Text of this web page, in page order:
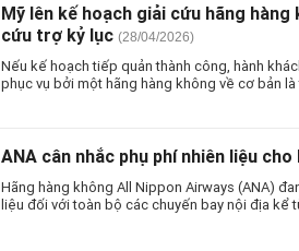
Mỹ lên kế hoạch giải cứu hãng
cứu trợ kỷ lục (28/04/2026)
Nếu kế hoạch tiếp quản thành công, hành
phục vụ bởi một hãng hàng không về cơ bản
ANA cân nhắc phụ phí nhiên liệu
Hãng hàng không All Nippon Airways (ANA)
liệu đối với toàn bộ các chuyến bay nội địa kể